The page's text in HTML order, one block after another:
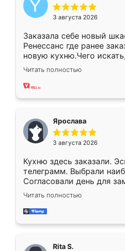
3 августа 2026
Заказала себе новый
Ренессанс где ранее
новую кухню.Чего
вполне довольна. Служит
два года, нареканий нет.
Читать полностью
Ярослава
3 августа 2026
Кухню здесь заказали.
телеграмм. Выбрали
Согласовали день для
недели кухня была уже
довольны работой.
мебель за качественную
Читать полностью
Rita S.